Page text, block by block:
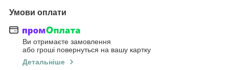
Умови оплати
Ви отримаєте замовлення
або гроші повернуться на вашу картку
Детальніше